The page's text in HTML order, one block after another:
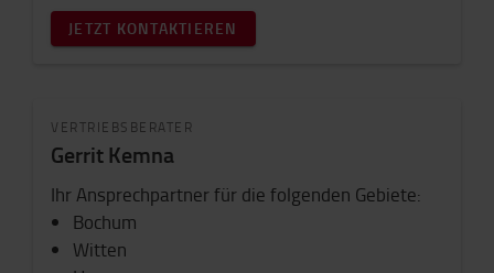
JETZT KONTAKTIEREN
VERTRIEBSBERATER
Gerrit Kemna
Ihr Ansprechpartner für die folgenden Gebiete:
Bochum
Witten